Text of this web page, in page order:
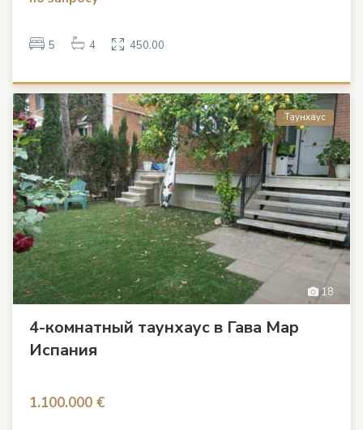
5 4 450.00
18
Таунхаус
4-комнатный таунхаус в Гава Мар
Испания
1.100.000 €